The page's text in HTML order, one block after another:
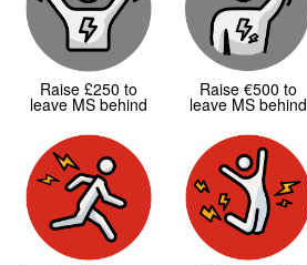
Raise £250 to
leave MS behind
Raise €500 to
leave MS behind